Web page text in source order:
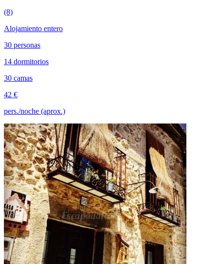
(8)
Alojamiento entero
30 personas
14 dormitorios
30 camas
42 €
pers./noche (aprox.)